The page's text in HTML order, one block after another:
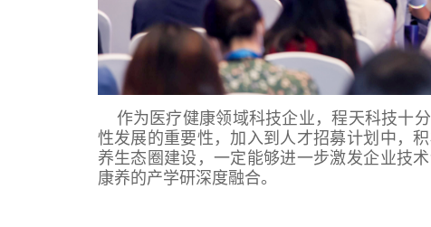
作为医疗健康领域科技企业，程天科技十
性发展的重要性，加入到人才招募计划中，
养生态圈建设，一定能够进一步激发企业技
康养的产学研深度融合。